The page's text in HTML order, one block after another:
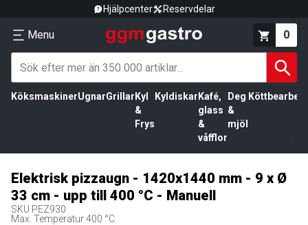
Hjälpcenter Reservdelar
Menu 0
KöksmaskinerUgnarGrillar Kyl
&
Frys
Kyldiskar Kafé,
glass
&
våfflor
Deg
&
mjöl
Elektrisk pizzaugn - 1420x1440 mm - 9 x Ø
33 cm - upp till 400 °C - Manuell
SKU PEZ930
Max. Temperatur 400 °C